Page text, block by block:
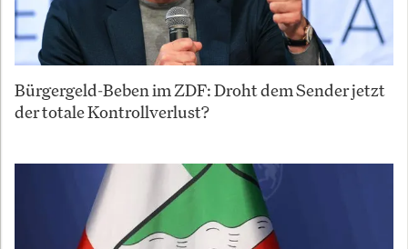
Bürgergeld-Beben im ZDF: Droht dem Sender jetzt
der totale Kontrollverlust?